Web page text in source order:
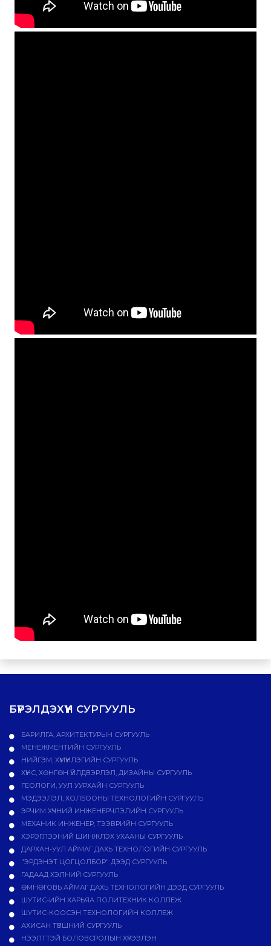
БҮРЭЛДЭХҮҮН СУРГУУЛЬ
БАРИЛГА, АРХИТЕКТУРЫН СУРГУУЛЬ
МЕНЕЖМЕНТИЙН СУРГУУЛЬ
НИЙГЭМ, ХҮМҮҮНЛЭГИЙН СУРГУУЛЬ
ХҮНС, ХӨНГӨН ҮЙЛДВЭРЛЭЛ, ДИЗАЙНЫ СУРГУУЛЬ
ГЕОЛОГИ, УУЛ УУРХАЙН СУРГУУЛЬ
МЭДЭЭЛЭЛ, ХОЛБООНЫ ТЕХНОЛОГИЙН СУРГУУЛЬ
ЭРЧИМ ХҮЧНИЙ ИНЖЕНЕРЧЛЭЛИЙН СУРГУУЛЬ
МЕХАНИК ИНЖЕНЕР, ТЭЭВРИЙН СУРГУУЛЬ
ХЭРЭГЛЭЭНИЙ ШИНЖЛЭХ УХААНЫ СУРГУУЛЬ
ДАРХАН-УУЛ АЙМАГ ДАХЬ ТЕХНОЛОГИЙН СУРГУУЛЬ
"ЭРДЭНЭТ ЦОГЦОЛБОР" ДЭЭД СУРГУУЛЬ
ГАДААД ХЭЛНИЙ СУРГУУЛЬ
ӨМНӨГОВЬ АЙМАГ ДАХЬ ТЕХНОЛОГИЙН ДЭЭД СУРГУУЛЬ
ШУТИС-ИЙН ХАРЬЯА ПОЛИТЕХНИК КОЛЛЕЖ
ШУТИС-КООСЭН ТЕХНОЛОГИЙН КОЛЛЕЖ
АХИСАН ТҮВШНИЙ СУРГУУЛЬ
НЭЭЛТТЭЙ БОЛОВСРОЛЫН ХҮРЭЭЛЭН